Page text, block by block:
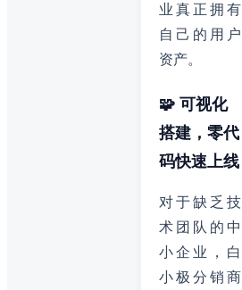
业真正拥有
自己的用户
资产。
🧩 可视化
搭建，零代
码快速上线
对于缺乏技
术团队的中
小企业，白
小极分销商